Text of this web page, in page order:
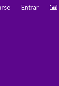
Entrar